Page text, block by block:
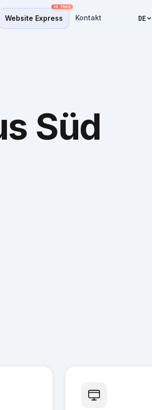
Website Express Kontakt DE
Süd